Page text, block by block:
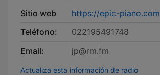
Sitio web
https://epic-piano.com
Teléfono:
022195491748
Email:
jp@rm.fm
Actualiza esta información de radio